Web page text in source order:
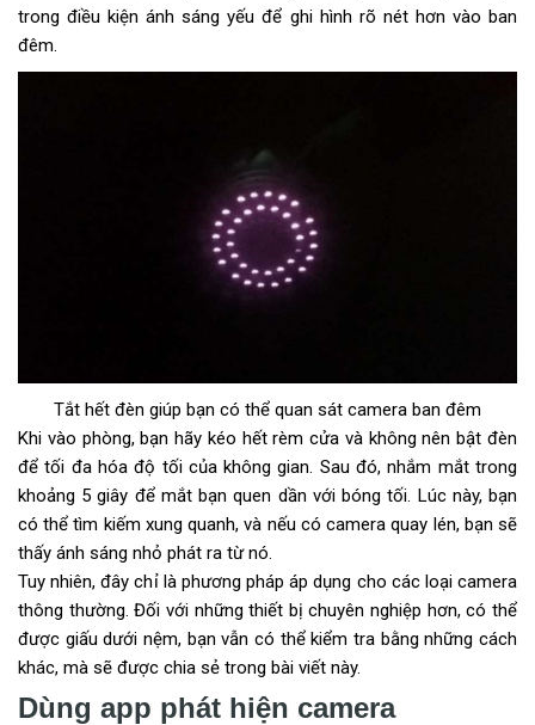
trong điều kiện ánh sáng yếu để ghi hình rõ nét hơn vào ban
đêm.
Tắt hết đèn giúp bạn có thể quan sát camera ban đêm
Khi vào phòng, bạn hãy kéo hết rèm cửa và không nên bật đèn
để tối đa hóa độ tối của không gian. Sau đó, nhắm mắt trong
khoảng 5 giây để mắt bạn quen dần với bóng tối. Lúc này, bạn
có thể tìm kiếm xung quanh, và nếu có camera quay lén, bạn sẽ
thấy ánh sáng nhỏ phát ra từ nó.
Tuy nhiên, đây chỉ là phương pháp áp dụng cho các loại camera
thông thường. Đối với những thiết bị chuyên nghiệp hơn, có thể
được giấu dưới nệm, bạn vẫn có thể kiểm tra bằng những cách
khác, mà sẽ được chia sẻ trong bài viết này.
Dùng app phát hiện camera